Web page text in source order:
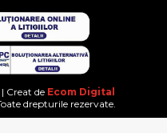
| Creat de Ecom Digital
drepturile rezervate.